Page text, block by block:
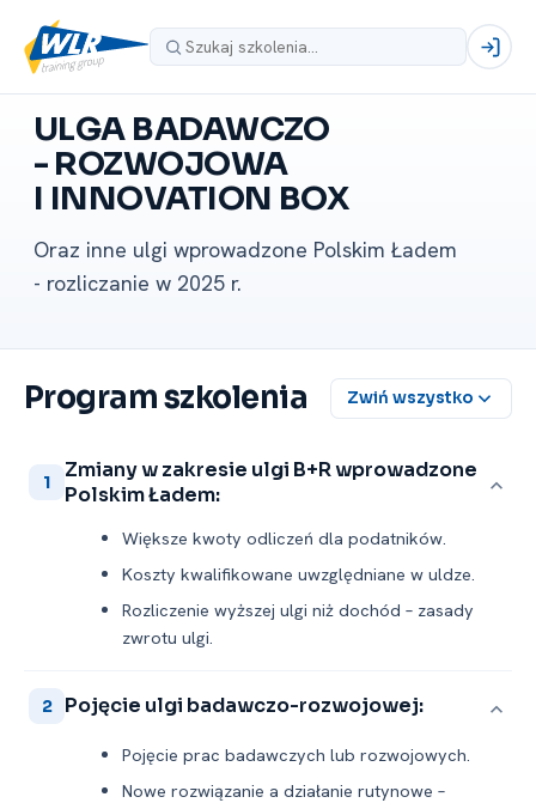
ULGA BADAWCZO
-⁠ ROZWOJOWA
I INNOVATION BOX
Oraz inne ulgi wprowadzone Polskim Ładem
-⁠ rozliczanie w 2025 r.
Program szkolenia Zwiń wszystko
1
Zmiany w zakresie ulgi B+R wprowadzone
Polskim Ładem:
Większe kwoty odliczeń dla podatników.
Koszty kwalifikowane uwzględniane w uldze.
Rozliczenie wyższej ulgi niż dochód – zasady
zwrotu ulgi.
2 Pojęcie ulgi badawczo-rozwojowej:
Pojęcie prac badawczych lub rozwojowych.
Nowe rozwiązanie a działanie rutynowe –